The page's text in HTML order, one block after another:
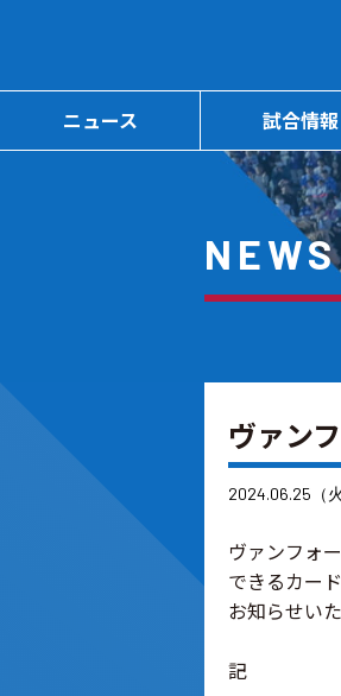
ニュース 試合情報
NEWS
ヴァン
2024.06.25（火
ヴァンフォ
できるカー
お知らせいた
記